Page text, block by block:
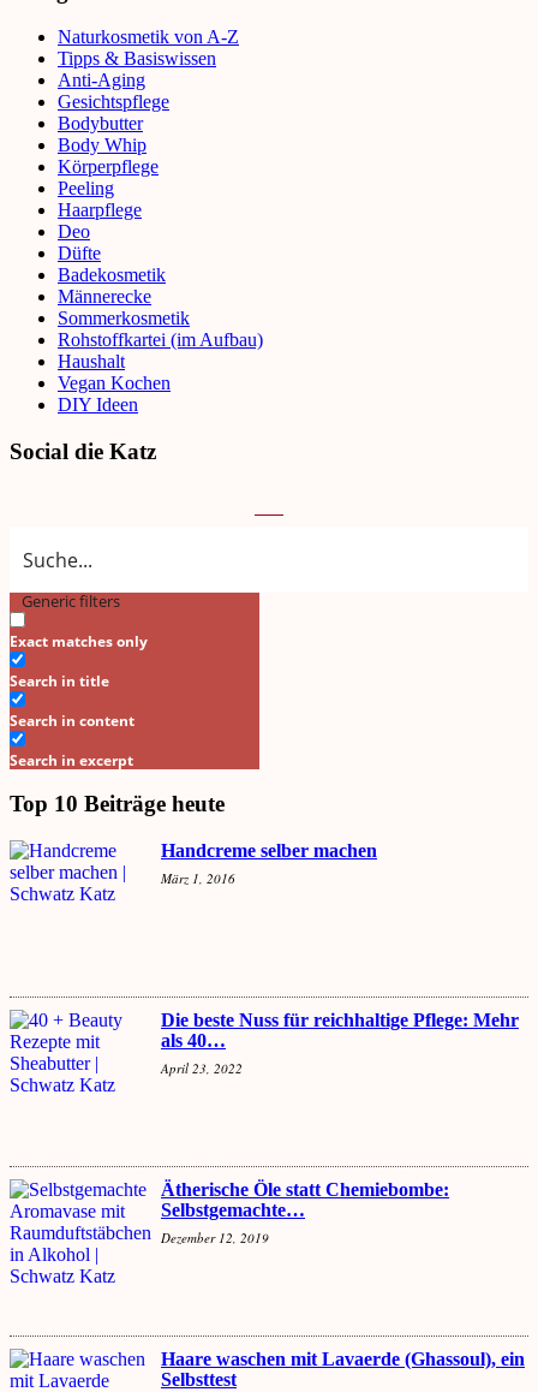
Naturkosmetik von A-Z
Tipps & Basiswissen
Anti-Aging
Gesichtspflege
Bodybutter
Body Whip
Körperpflege
Peeling
Haarpflege
Deo
Düfte
Badekosmetik
Männerecke
Sommerkosmetik
Rohstoffkartei (im Aufbau)
Haushalt
Vegan Kochen
DIY Ideen
Social die Katz
Generic filters
Exact matches only
Search in title
Search in content
Search in excerpt
Top 10 Beiträge heute
Handcreme selber machen
März 1, 2016
Die beste Nuss für reichhaltige Pflege: Mehr
als 40…
April 23, 2022
Ätherische Öle statt Chemiebombe:
Selbstgemachte…
Dezember 12, 2019
Haare waschen mit Lavaerde (Ghassoul), ein
Selbsttest